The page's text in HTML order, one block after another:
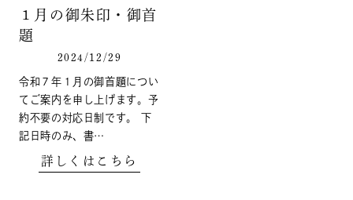
１月の御朱印・御首
題
2024/12/29
令和７年１月の御首題につい
てご案内を申し上げます。予
約不要の対応日制です。 下
記日時のみ、書…
詳しくはこちら